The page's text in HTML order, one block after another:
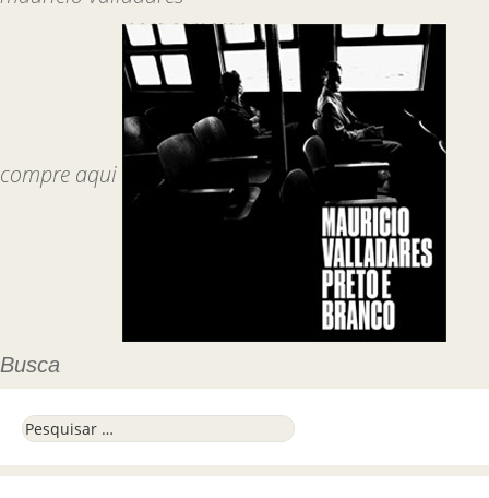
compre aqui
Busca
Pesquisar por: